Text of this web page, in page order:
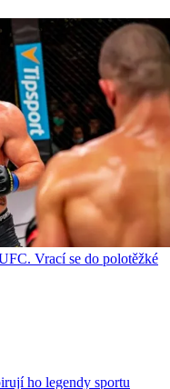
Vrací se do polotěžké
ho legendy sportu